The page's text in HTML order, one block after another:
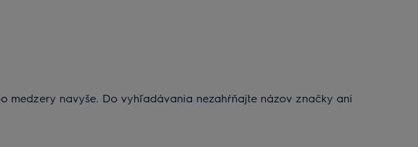
medzery navyše. Do vyhľadávania nezahŕňajte názov značky ani